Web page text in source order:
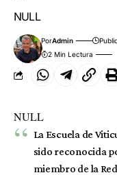
NULL
PorAdmin
2 Min Lectura
NULL
La Escuela de
sido reconocida
miembro de la